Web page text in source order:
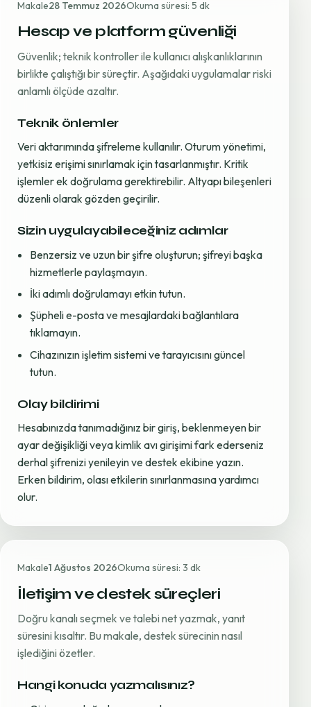
Makale28 Temmuz 2026Okuma süresi: 5 dk
Hesap ve platform güvenliği
Güvenlik; teknik kontroller ile kullanıcı alışkanlıklarının
birlikte çalıştığı bir süreçtir. Aşağıdaki uygulamalar riski
anlamlı ölçüde azaltır.
Teknik önlemler
Veri aktarımında şifreleme kullanılır. Oturum yönetimi,
yetkisiz erişimi sınırlamak için tasarlanmıştır. Kritik
işlemler ek doğrulama gerektirebilir. Altyapı bileşenleri
düzenli olarak gözden geçirilir.
Sizin uygulayabileceğiniz adımlar
Benzersiz ve uzun bir şifre oluşturun; şifreyi başka
hizmetlerle paylaşmayın.
İki adımlı doğrulamayı etkin tutun.
Şüpheli e-posta ve mesajlardaki bağlantılara
tıklamayın.
Cihazınızın işletim sistemi ve tarayıcısını güncel
tutun.
Olay bildirimi
Hesabınızda tanımadığınız bir giriş, beklenmeyen bir
ayar değişikliği veya kimlik avı girişimi fark ederseniz
derhal şifrenizi yenileyin ve destek ekibine yazın.
Erken bildirim, olası etkilerin sınırlanmasına yardımcı
olur.
Makale1 Ağustos 2026Okuma süresi: 3 dk
İletişim ve destek süreçleri
Doğru kanalı seçmek ve talebi net yazmak, yanıt
süresini kısaltır. Bu makale, destek sürecinin nasıl
işlediğini özetler.
Hangi konuda yazmalısınız?